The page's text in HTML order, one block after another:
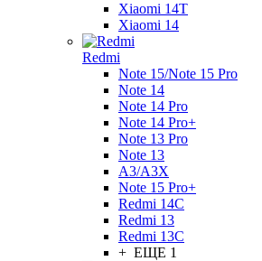
Xiaomi 14T
Xiaomi 14
Redmi
Note 15/Note 15 Pro
Note 14
Note 14 Pro
Note 14 Pro+
Note 13 Pro
Note 13
A3/A3X
Note 15 Pro+
Redmi 14C
Redmi 13
Redmi 13C
+ ЕЩЕ 1